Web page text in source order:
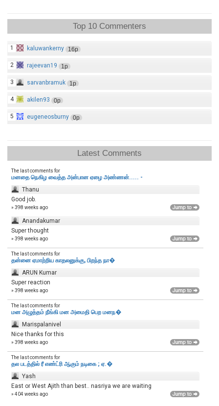
Top 10 Commenters
1 kaluwankerny 16p
2 rajeevan19 1p
3 sarvanbramuk 1p
4 akilen93 0p
5 eugeneosburny 0p
Latest Comments
The last comments for
மனதை நெகிழ வைத்த அன்பான ஏழை அண்ணன்..... -
Thanu
Good job.
» 398 weeks ago
Anandakumar
Super thought
» 398 weeks ago
The last comments for
தன்னை ஏமாற்றிய காதலனுக்கு, பிறந்த நா�
ARUN Kumar
Super reaction
» 398 weeks ago
The last comments for
மன அழுத்தம் நீங்கி மன அமைதி பெற‌ மனந�
Marispalanivel
Nice thanks for this
» 398 weeks ago
The last comments for
தல படத்தில் ரீ எண்ட்ரி ஆகும் நடிகை ; ஏ.�
Yash
East or West Ajith than best.. nasriya we are waiting
» 404 weeks ago